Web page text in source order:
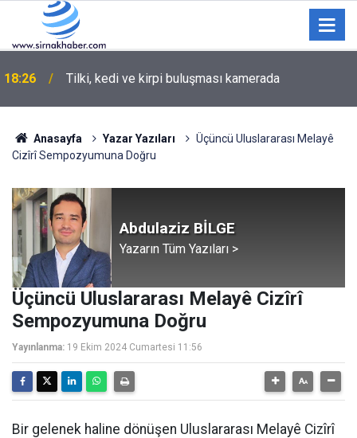
18:26 Tilki, kedi ve kirpi buluşması kamerada
Anasayfa Yazar Yazıları
Üçüncü Uluslararası Melayê
Cizîrî Sempozyumuna Doğru
Abdulaziz BİLGE
Yazarın Tüm Yazıları >
Üçüncü Uluslararası Melayê Cizîrî
Sempozyumuna Doğru
Yayınlanma: 19 Ekim 2024 Cumartesi 11:56
Bir gelenek haline dönüşen Uluslararası Melayê Cizîrî